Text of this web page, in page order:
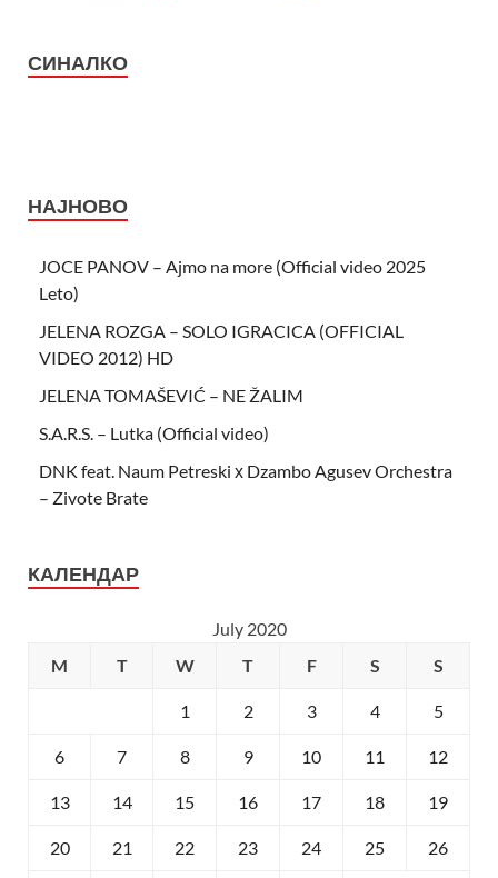
СИНАЛКО
НАЈНОВО
JOCE PANOV – Ajmo na more (Official video 2025
Leto)
JELENA ROZGA – SOLO IGRACICA (OFFICIAL
VIDEO 2012) HD
JELENA TOMAŠEVIĆ – NE ŽALIM
S.A.R.S. – Lutka (Official video)
DNK feat. Naum Petreski х Dzambo Agusev Orchestra
– Zivote Brate
КАЛЕНДАР
July 2020
M
T W T F S S
1 2 3 4 5
6 7 8 9 10 11 12
13 14 15 16 17 18 19
20 21 22 23 24 25 26